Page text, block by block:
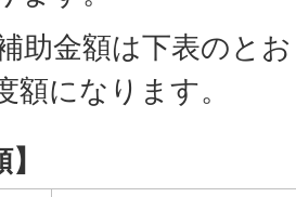
助金額は下表のと
額になります。